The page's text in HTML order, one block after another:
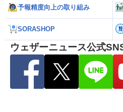
予報精度向上の取り組み
SORASHOP
ウェザーニュース公式